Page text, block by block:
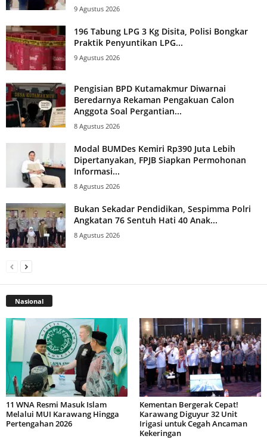
9 Agustus 2026
196 Tabung LPG 3 Kg Disita, Polisi Bongkar
Praktik Penyuntikan LPG...
9 Agustus 2026
Pengisian BPD Kutamakmur Diwarnai
Beredarnya Rekaman Pengakuan Calon
Anggota Soal Pergantian...
8 Agustus 2026
Modal BUMDes Kemiri Rp390 Juta Lebih
Dipertanyakan, FPJB Siapkan Permohonan
Informasi...
8 Agustus 2026
Bukan Sekadar Pendidikan, Sespimma Polri
Angkatan 76 Sentuh Hati 40 Anak...
8 Agustus 2026
Nasional
11 WNA Resmi Masuk Islam
Melalui MUI Karawang Hingga
Pertengahan 2026
Kementan Bergerak Cepat!
Karawang Diguyur 32 Unit
Irigasi untuk Cegah Ancaman
Kekeringan